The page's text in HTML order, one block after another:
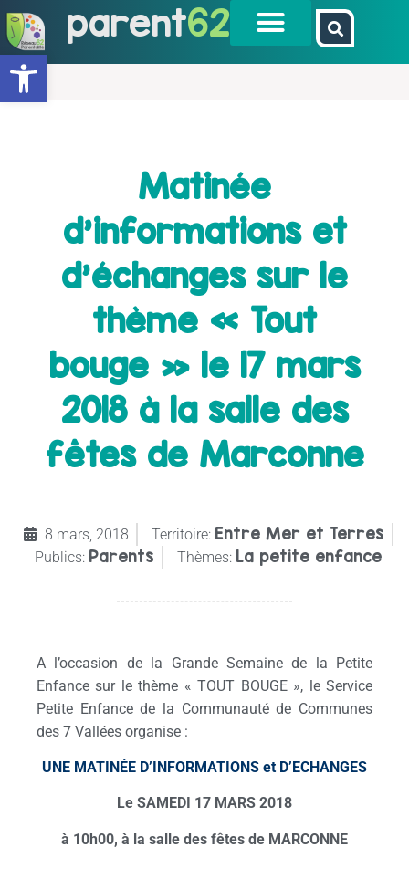
Ouvrir la barre d’outils
parent62
Matinée
d’informations et
d’échanges sur le
thème « Tout
bouge » le 17 mars
2018 à la salle des
fêtes de Marconne
8 mars, 2018 Territoire: Entre Mer et Terres
Publics: Parents Thèmes: La petite enfance
A l’occasion de la Grande Semaine de la Petite
Enfance sur le thème « TOUT BOUGE », le Service
Petite Enfance de la Communauté de Communes
des 7 Vallées organise :
UNE MATINÉE D’INFORMATIONS et D’ECHANGES
Le SAMEDI 17 MARS 2018
à 10h00, à la salle des fêtes de MARCONNE